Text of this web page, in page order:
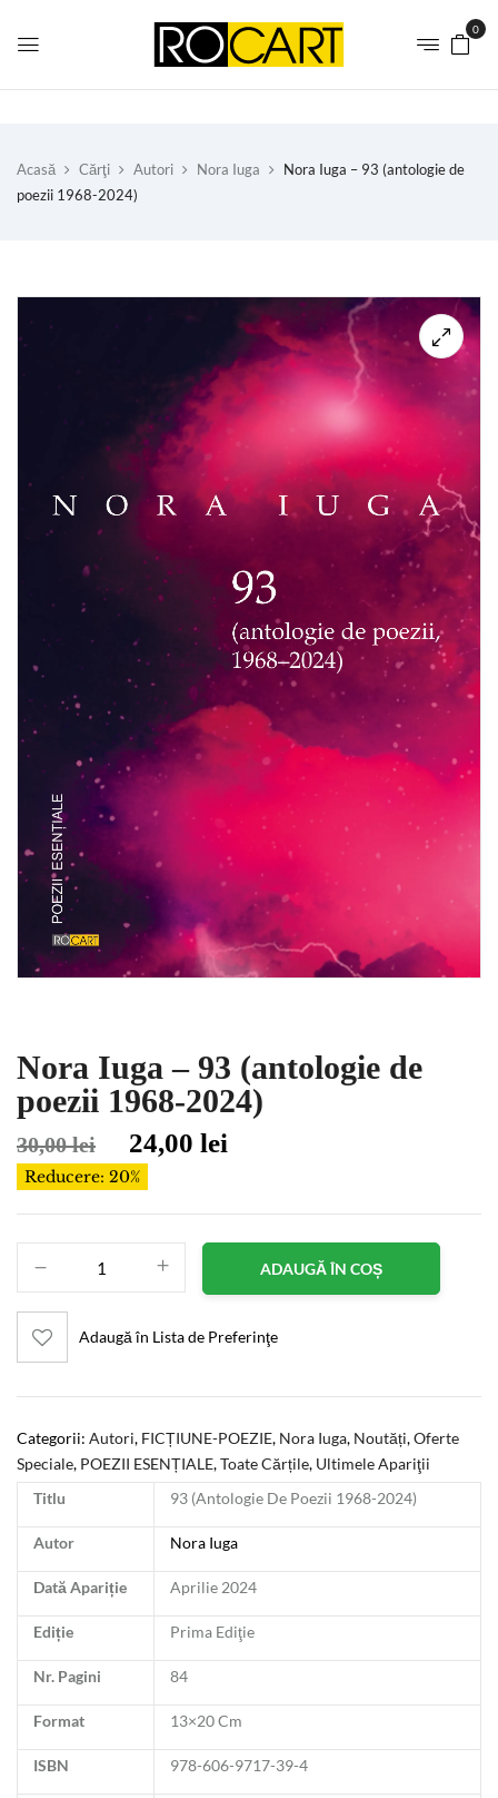
0
Acasă Cărţi Autori Nora Iuga
Nora Iuga – 93 (antologie de
poezii 1968-2024)
Nora Iuga – 93 (antologie de
poezii 1968-2024)
30,00lei 24,00 lei
Reducere: 20%
ADAUGĂ ÎN COȘ
Adaugă în Lista de Preferinţe
Categorii: Autori, FICȚIUNE-POEZIE, Nora Iuga, Noutăți,Oferte
Speciale, POEZII ESENȚIALE,Toate Cărțile, Ultimele Apariţii
Titlu
93 (Antologie De Poezii 1968-2024)
Autor Nora Iuga
Dată Apariție Aprilie 2024
Ediție Prima Ediţie
Nr. Pagini 84
Format 13×20 Cm
ISBN 978-606-9717-39-4